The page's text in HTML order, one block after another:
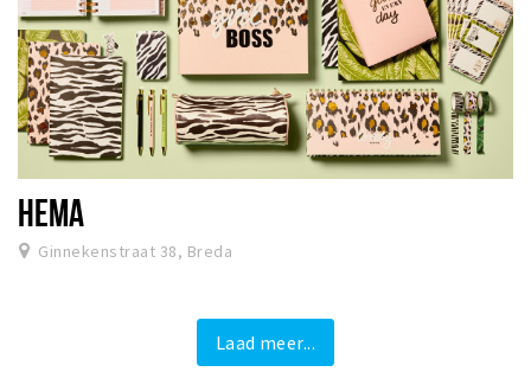
HEMA
Ginnekenstraat 38, Breda
Laad meer...